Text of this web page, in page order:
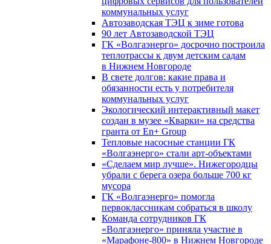
коммунальных услуг
Автозаводская ТЭЦ к зиме готова
90 лет Автозаводской ТЭЦ
ГК «Волгаэнерго» досрочно построила
теплотрассы к двум детским садам
в Нижнем Новгороде
В свете долгов: какие права и
обязанности есть у потребителя
коммунальных услуг
Экологический интерактивный макет
создан в музее «Кварки» на средства
гранта от En+ Group
Тепловые насосные станции ГК
«Волгаэнерго» стали арт-объектами
«Сделаем мир лучше». Нижегородцы
убрали с берега озера больше 700 кг
мусора
ГК «Волгаэнерго» помогла
первоклассникам собраться в школу
Команда сотрудников ГК
«Волгаэнерго» приняла участие в
«Марафоне-800» в Нижнем Новгороде